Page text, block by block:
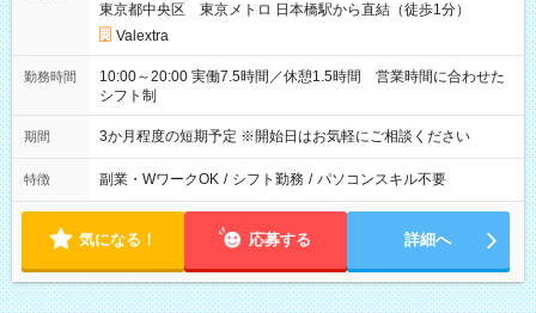
東京都中央区 東京メトロ 日本橋駅から直結（徒歩1分）
Valextra
勤務時間
10:00～20:00 実働7.5時間／休憩1.5時間 営業時間に合わせた
シフト制
期間 3か月程度の短期予定 ※開始日はお気軽にご相談ください
特徴 副業・WワークOK / シフト勤務 / パソコンスキル不要
気になる！ 応募する 詳細へ